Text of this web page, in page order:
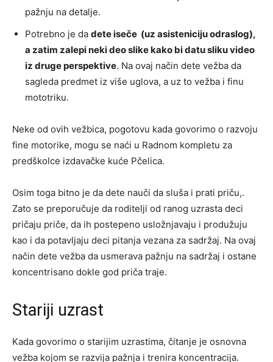
pažnju na detalje.
Potrebno je da dete iseče (uz asisteniciju odraslog),
a zatim zalepi neki deo slike kako bi datu sliku video
iz druge perspektive. Na ovaj način dete vežba da
sagleda predmet iz više uglova, a uz to vežba i finu
mototriku.
Neke od ovih vežbica, pogotovu kada govorimo o razvoju
fine motorike, mogu se naći u Radnom kompletu za
predškolce izdavačke kuće Pčelica.
Osim toga bitno je da dete nauči da sluša i prati priču,.
Zato se preporučuje da roditelji od ranog uzrasta deci
pričaju priče, da ih postepeno usložnjavaju i produžuju
kao i da potavljaju deci pitanja vezana za sadržaj. Na ovaj
način dete vežba da usmerava pažnju na sadržaj i ostane
koncentrisano dokle god priča traje.
Stariji uzrast
Kada govorimo o starijim uzrastima, čitanje je osnovna
vežba kojom se razvija pažnja i trenira koncentracija.